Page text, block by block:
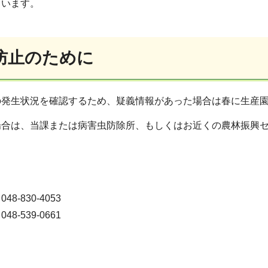
ます。
止のために
生状況を確認するため、疑義情報があった場合は春に生産
は、当課または病害虫防除所、もしくはお近くの農林振興
830-4053
539-0661